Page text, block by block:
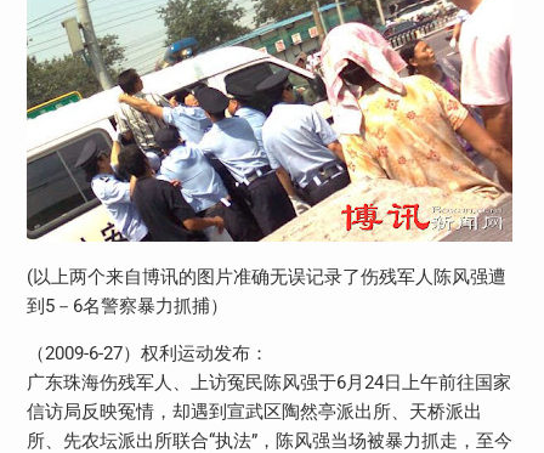
(以上两个来自博讯的图片准确无误记录了伤残军人陈风强遭
到5－6名警察暴力抓捕）
（2009-6-27）权利运动发布：
广东珠海伤残军人、上访冤民陈风强于6月24日上午前往国家
信访局反映冤情，却遇到宣武区陶然亭派出所、天桥派出
所、先农坛派出所联合“执法”，陈风强当场被暴力抓走，至今